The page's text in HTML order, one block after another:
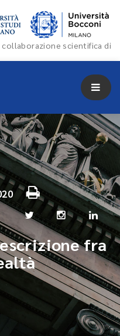
collaborazione scientifica di
fra